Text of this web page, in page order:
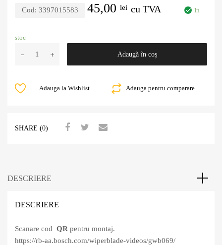
Cod: 3397015583 45,00 lei cu TVA In
stoc
Adaugă în coș
Adauga pentru comparare
Adauga la Wishlist
SHARE (0)
DESCRIERE
DESCRIERE
Scanare cod QR pentru montaj.
https://rb-aa.bosch.com/wiperblade-videos/gwb069/